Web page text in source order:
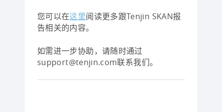
您可以在这里阅读更多跟Tenjin SKAN报
告相关的内容。
如需进一步协助，请随时通过
support@tenjin.com联系我们。